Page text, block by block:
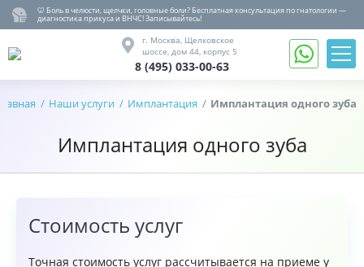
🦷 Боль в челюсти, щелчки, головные боли? Бесплатная консультация по гнатологии —
диагностика прикуса и ВНЧС! Записывайтесь!
г. Москва, Щелковское
шоссе, дом 44, корпус 5
8 (495) 033-00-63
Наши услуги Имплантация Имплантация одного зуба
Имплантация одного зуба
Стоимость услуг
Точная стоимость услуг рассчитывается на приеме у
8 (495) 033-00-63
на
Обратный
Вернуться
Протезирование
Имплантация